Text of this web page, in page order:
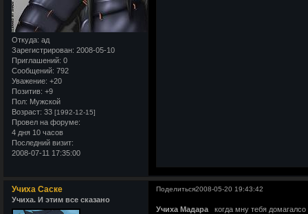
Откуда: ад
Зарегистрирован: 2008-05-10
Приглашений: 0
Сообщений: 792
Уважение: +20
Позитив: +9
Пол: Мужской
Возраст: 33 [1992-12-15]
Провел на форуме:
4 дня 10 часов
Последний визит:
2008-07-11 17:35:00
Поделиться2008-05-20 19:43:42
Учиха Саске
Учиха. И этим все сказано
Учиха Мадара когда мну тебя